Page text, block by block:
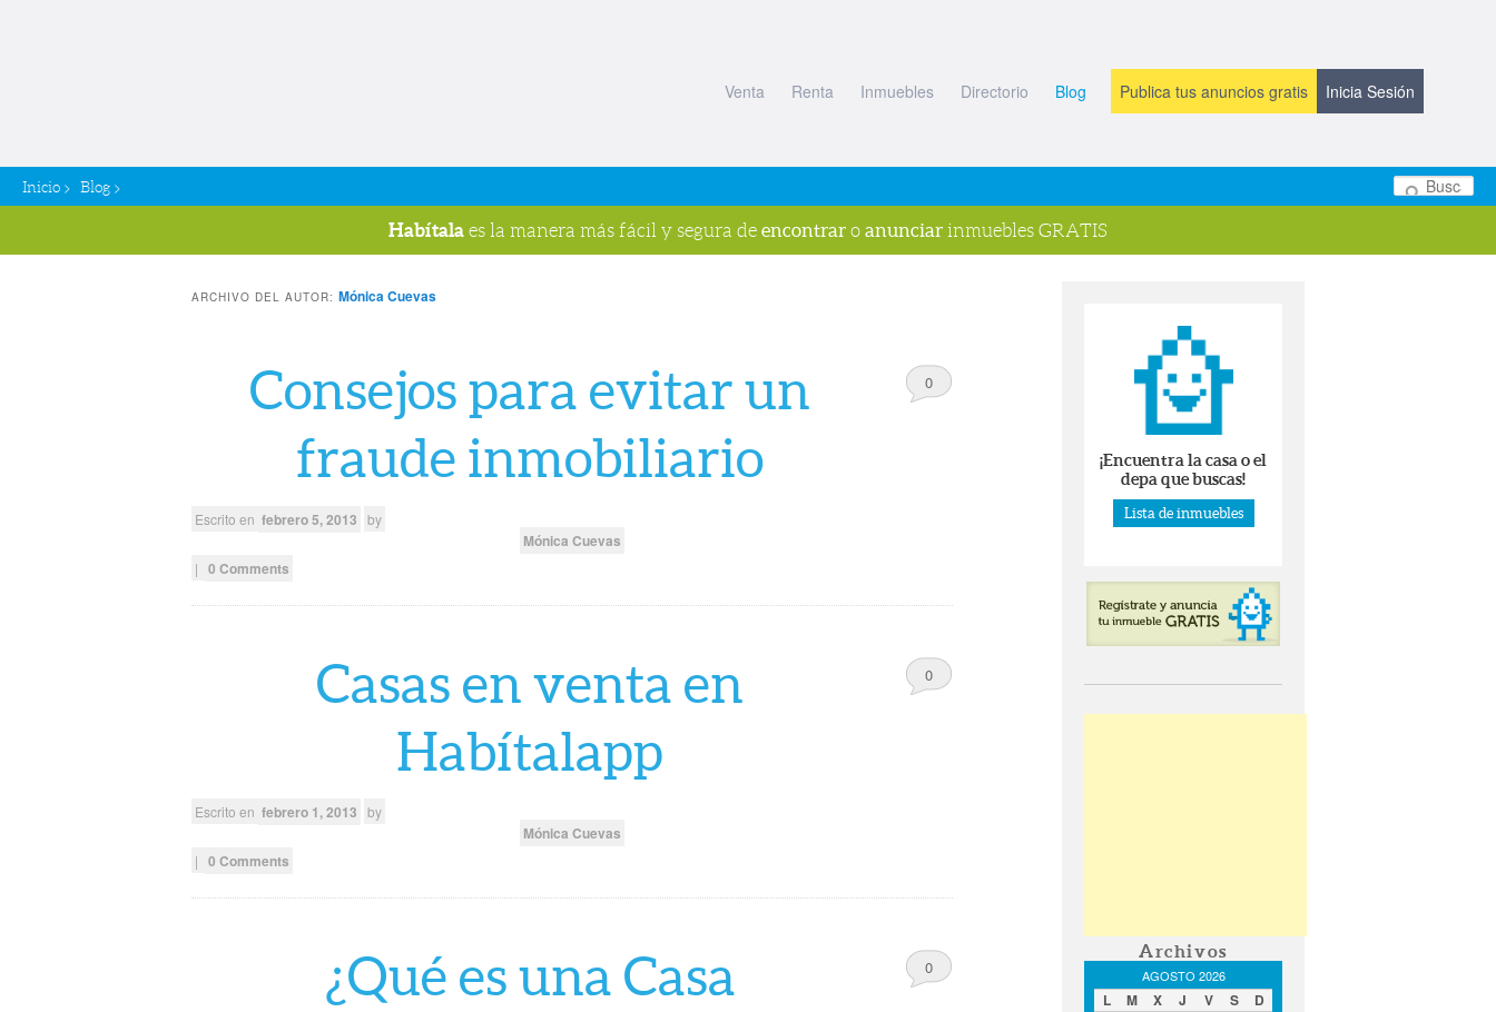
Venta Renta Inmuebles Directorio Blog Publica tus anuncios gratis Inicia Sesión
Inicio > Blog >
Habítala es la manera más fácil y segura de encontrar o anunciar inmuebles GRATIS
ARCHIVO DEL AUTOR: Mónica Cuevas
Consejos para evitar un
fraude inmobiliario
0
Escrito en febrero 5, 2013 by
Mónica Cuevas
| 0 Comments
Casas en venta en
Habítalapp
0
Escrito en febrero 1, 2013 by
Mónica Cuevas
| 0 Comments
¿Qué es una Casa
0
¡Encuentra la casa o el
depa que buscas!
Lista de inmuebles
Archivos
AGOSTO 2026
L M X J V S D